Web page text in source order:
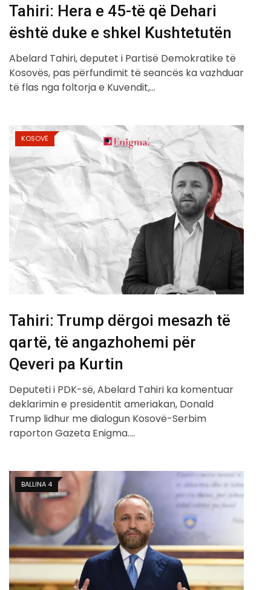
Tahiri: Hera e 45-të që Dehari
është duke e shkel Kushtetutën
Abelard Tahiri, deputet i Partisë Demokratike të
Kosovës, pas përfundimit të seancës ka vazhduar
të flas nga foltorja e Kuvendit,…
KOSOVË
Tahiri: Trump dërgoi mesazh të
qartë, të angazhohemi për
Qeveri pa Kurtin
Deputeti i PDK-së, Abelard Tahiri ka komentuar
deklarimin e presidentit ameriakan, Donald
Trump lidhur me dialogun Kosovë-Serbim
raporton Gazeta Enigma.…
BALLINA 4